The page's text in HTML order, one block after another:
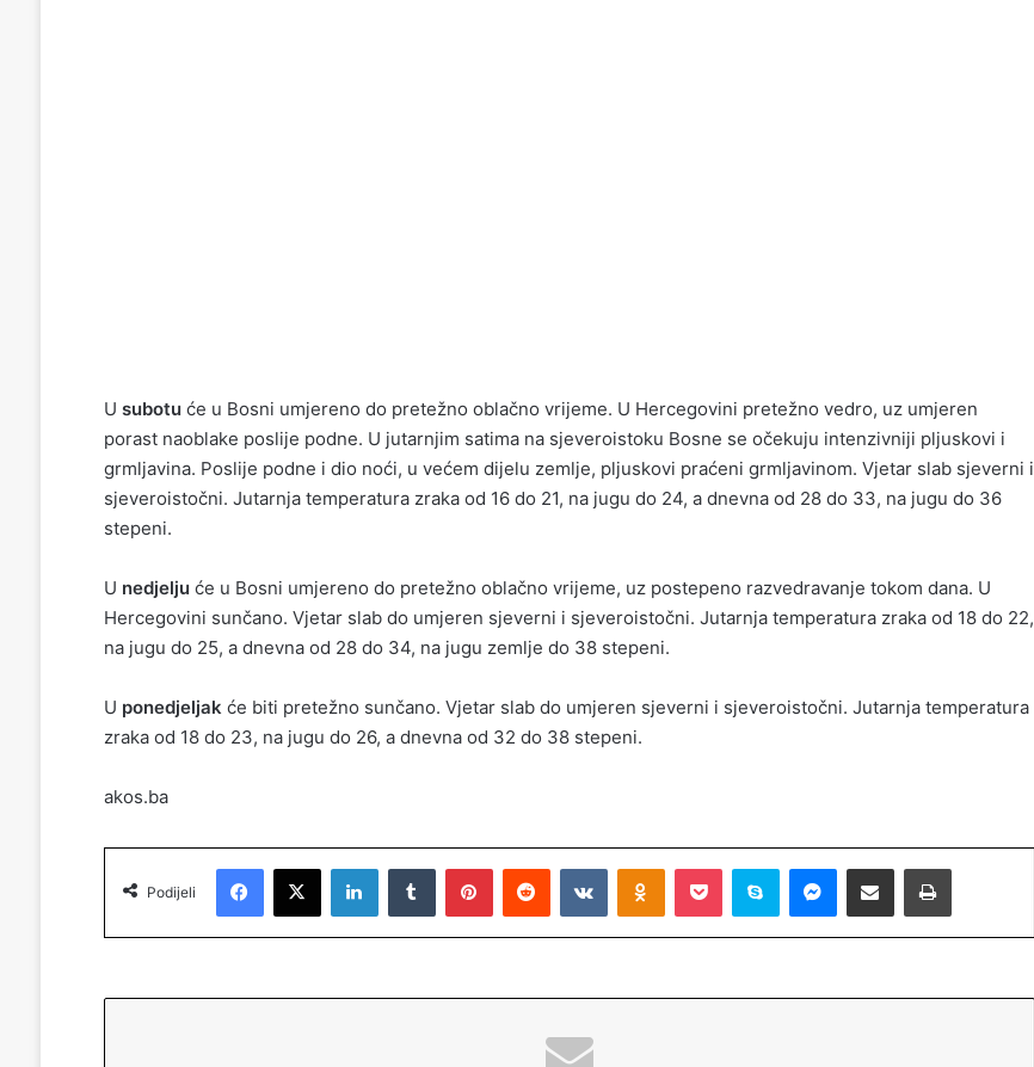
U subotuće u Bosni umjereno do pretežno oblačno vrijeme. U Hercegovini pretežno vedro, uz umjeren
porast naoblake poslije podne. U jutarnjim satima na sjeveroistoku Bosne se očekuju intenzivniji pljuskovi i
grmljavina. Poslije podne i dio noći, u većem dijelu zemlje, pljuskovi praćeni grmljavinom. Vjetar slab sjeverni i
sjeveroistočni. Jutarnja temperatura zraka od 16 do 21, na jugu do 24, a dnevna od 28 do 33, na jugu do 36
stepeni.
U nedjeljuće u Bosni umjereno do pretežno oblačno vrijeme, uz postepeno razvedravanje tokom dana. U
Hercegovini sunčano. Vjetar slab do umjeren sjeverni i sjeveroistočni. Jutarnja temperatura zraka od 18 do 22,
na jugu do 25, a dnevna od 28 do 34, na jugu zemlje do 38 stepeni.
U ponedjeljakće biti pretežno sunčano. Vjetar slab do umjeren sjeverni i sjeveroistočni. Jutarnja temperatura
zraka od 18 do 23, na jugu do 26, a dnevna od 32 do 38 stepeni.
akos.ba
Podijeli
Facebook X LinkedIn Tumblr Pinterest Reddit VKontakte Odnoklassniki Pocket Skype Messenger Podijeli putem Emaila Printaj